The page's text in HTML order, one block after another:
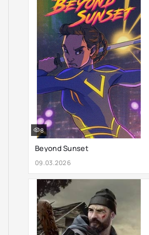
Beyond Sunset
09.03.2026
8